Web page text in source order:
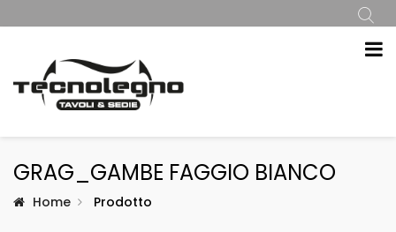
GRAG_GAMBE FAGGIO BIANCO
Home Prodotto